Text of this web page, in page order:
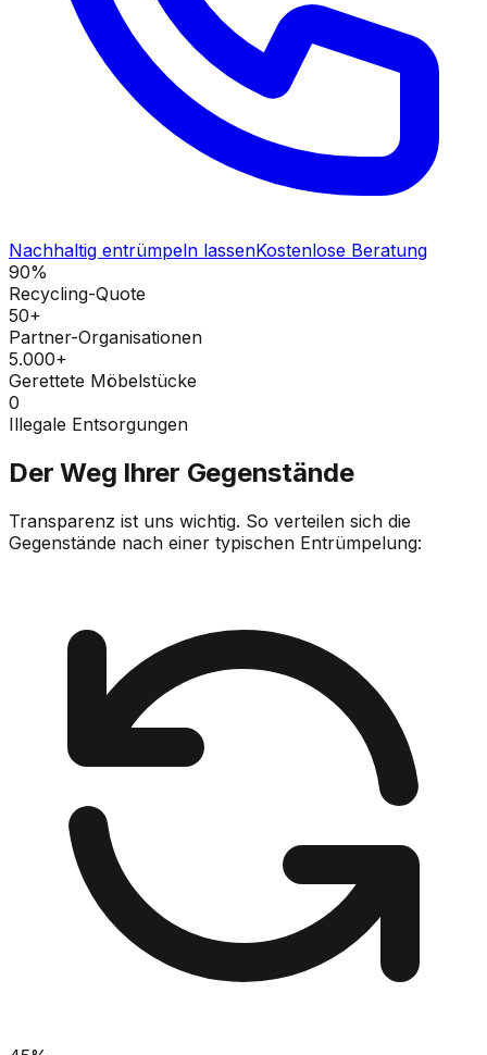
Nachhaltig entrümpeln lassenKostenlose Beratung
90%
Recycling-Quote
50+
Partner-Organisationen
5.000+
Gerettete Möbelstücke
0
Illegale Entsorgungen
Der Weg Ihrer Gegenstände
Transparenz ist uns wichtig. So verteilen sich die
Gegenstände nach einer typischen Entrümpelung: